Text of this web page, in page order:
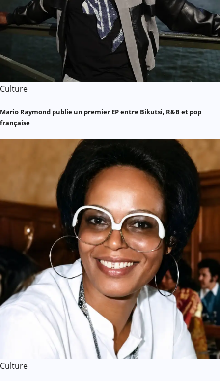
Culture
Mario Raymond publie un premier EP entre Bikutsi, R&B et pop
française
Culture